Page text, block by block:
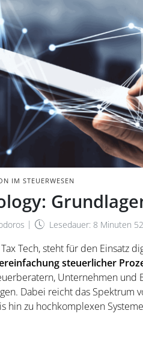
IM STEUERWESEN
| Lesedauer: 8 Minuten
Ein Mann berührt mit seiner
Vordergrund sind neuronale
BILD: PESHKOV VON GETTY
Tech, steht für den Einsatz
steuerlicher
Unternehmen
Dabei reicht das Spektrum
hin zu hochkomplexen